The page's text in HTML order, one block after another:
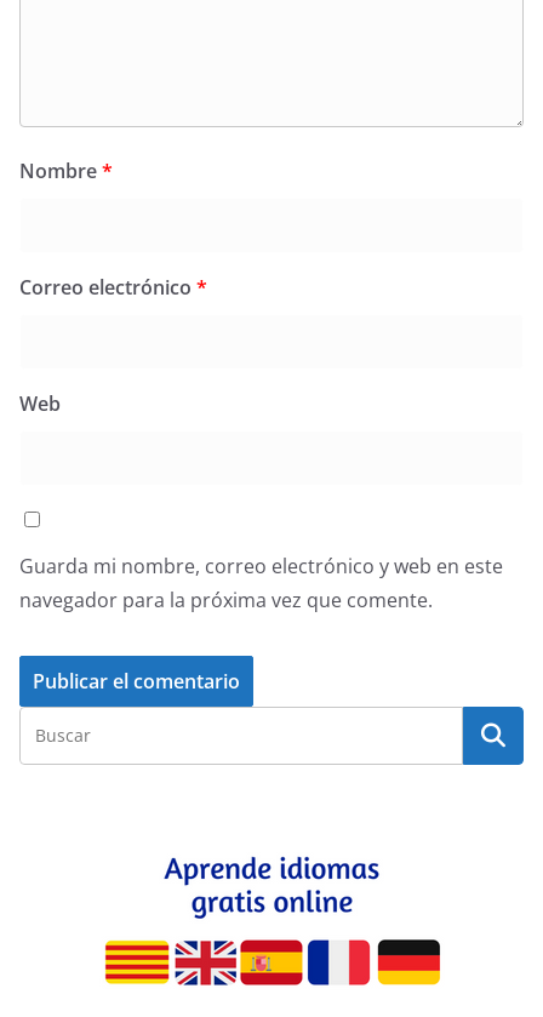
Nombre*
Correo electrónico *
Web
Guarda mi nombre, correo electrónico y web en este
navegador para la próxima vez que comente.